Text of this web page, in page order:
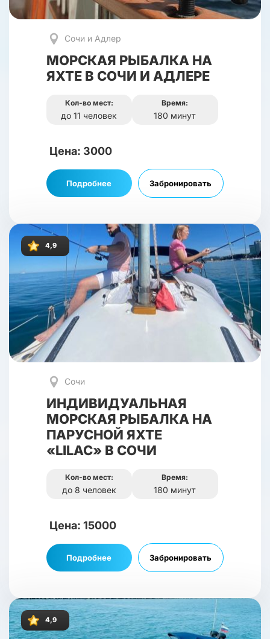
Сочи и Адлер
МОРСКАЯ РЫБАЛКА НА
ЯХТЕ В СОЧИ И АДЛЕРЕ
Кол-во мест:
до 11 человек
Время:
180 минут
Цена: 3000
Подробнее Забронировать
4,9
Сочи
ИНДИВИДУАЛЬНАЯ
МОРСКАЯ РЫБАЛКА НА
ПАРУСНОЙ ЯХТЕ
«LILAC» В СОЧИ
Кол-во мест:
до 8 человек
Время:
180 минут
Цена: 15000
Подробнее Забронировать
4,9